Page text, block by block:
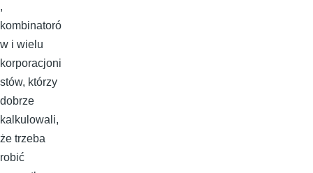
,
kombinatoró
w i wielu
korporacjoni
stów, którzy
dobrze
kalkulowali,
że trzeba
robić